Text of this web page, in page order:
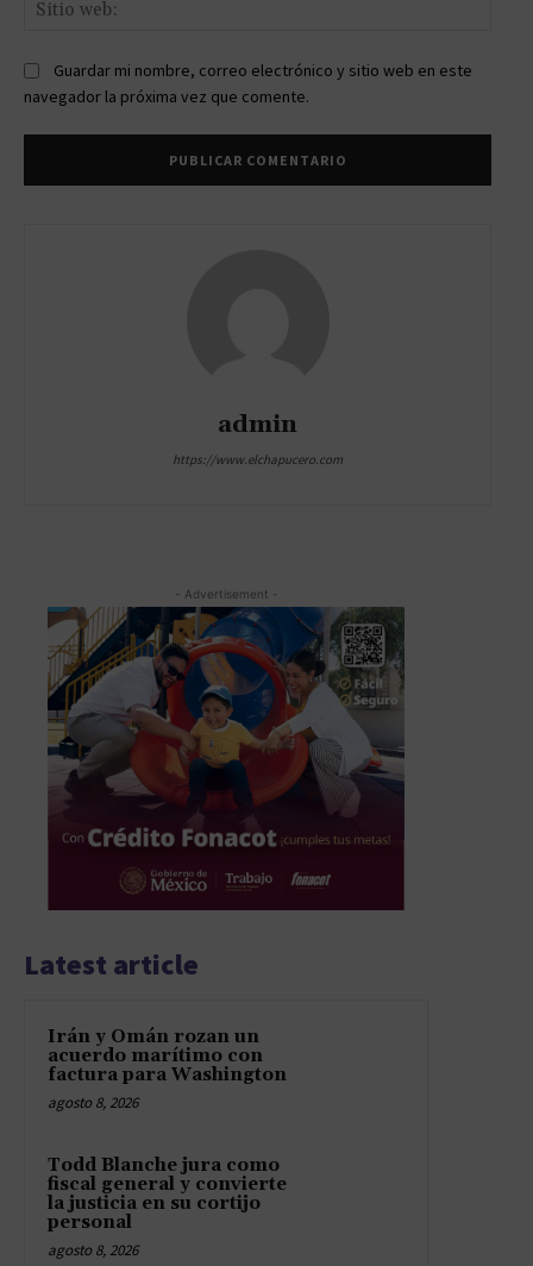
Guardar mi nombre, correo electrónico y sitio web en este
navegador la próxima vez que comente.
admin
https://www.elchapucero.com
- Advertisement -
Latest article
Irán y Omán rozan un
acuerdo marítimo con
factura para Washington
agosto 8, 2026
Todd Blanche jura como
fiscal general y convierte
la justicia en su cortijo
personal
agosto 8, 2026